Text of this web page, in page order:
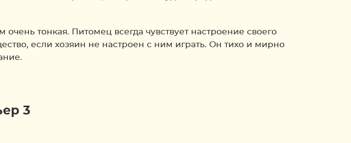
тонкая. Питомец всегда чувствует настроение своего
если хозяин не настроен с ним играть. Он тихо и мирно